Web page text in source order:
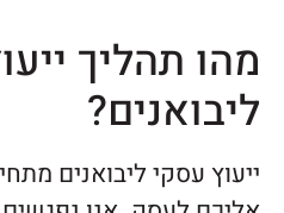
מהו תהליך
ליבואנים?
ייעוץ עסקי ליבואנים